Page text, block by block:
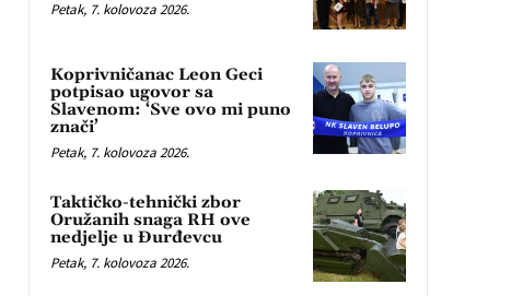
Petak, 7. kolovoza 2026.
Koprivničanac Leon Geci
potpisao ugovor sa
Slavenom: ‘Sve ovo mi puno
znači’
Petak, 7. kolovoza 2026.
Taktičko-tehnički zbor
Oružanih snaga RH ove
nedjelje u Đurđevcu
Petak, 7. kolovoza 2026.